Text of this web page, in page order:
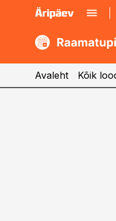
kaubandus.ee
Avaleht Kõik